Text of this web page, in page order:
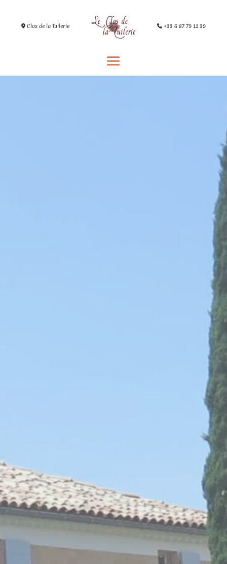
Clos de la Tuilerie +33 6 87 79 11 39